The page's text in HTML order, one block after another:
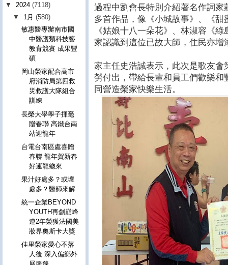
過程中劉會長特別介紹著名作詞
多首作品，像《小城故事》、《
《姑娘十八一朵花》、林淑容《
家認識到這位已故大師，住民亦增
家主任史浩誠表示，此次是歌友
勞付出，帶給長輩和員工們歡樂
同營造榮家快樂生活。
▼ 2024 (7118)
▼ 1月(580)
敏惠醫專辦南市國
中醫護類科技藝
教育競賽 成果豐
碩
岡山榮家配合高市
府消防局第四救
災救護大隊組合
訓練
長榮大學學子揮毫
贈春聯 高鐵台南
站迎龍年
台電台南區處喜贈
春聯 龍年賀新春
好運龍總來
果汁好處多？或壞
處多？醫師來解
統一企業BEYOND
YOUTH再創巔峰
連2年榮獲法國美
妝界奧斯卡大獎
佳里榮家愛心不落
人後 深入偏鄉外